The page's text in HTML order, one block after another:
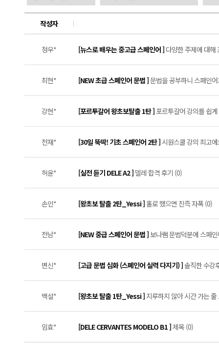
작성자
정우* [뉴스로 배우는 중고급 스페인어 ] 다양한 주제에 대해
최현* [NEW 초급 스페인어 문법 ]문법을 공부하니 스페인
강현* [포르투갈어 왕초보탈출 1탄 ]포르투갈어 강의를 쉽
천재* [30일 뚝딱! 기초 스페인어 2탄 ]시원스쿨 강의 최고
허윤* [실전 듣기 DELE A2 ] 델레 합격 후기 (0)
손인* [왕초보 탈출 2탄_Yessi ]홀로 했으면 진즉 자폭 (0)
전남* [NEW 중급 스페인어 문법 ]보나쌤 문법덕분에 스페
변신* [고급 문법 심화 (스페인어 실력 다지기) ]솔직한 수강
백설* [왕초보 탈출 1탄_Yessi ] 지루하지 않아 시간 가는
임효* [DELE CERVANTES MODELO B1 ]제목 (0)